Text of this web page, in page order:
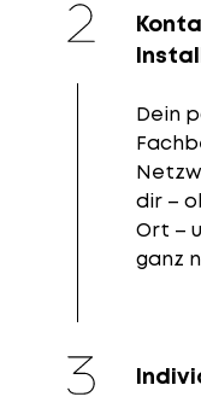
Dein
dir –
Ort –
ganz